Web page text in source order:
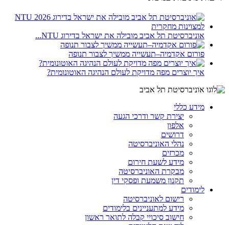
אוניברסיטת תל אביב מובילה את ישראל בדירוג NTU...
פורום אקדמיה–תעשייה ממשיך לצבור תנופה
איך יוצרים מפה מדויקת לעולם הנהיגה האוטונומית?
מידע כללי
יצירת קשר ודרכי הגעה
אלפון
דרושים
נהלי האוניברסיטה
מכרזים
מידע לשעת חירום
מבקרת האוניברסיטה
תקנון משמעת ופסקי דין
לימודים
רישום לאוניברסיטה
מידע למתעניינים בלימודים
חישוב סיכויי קבלה לתואר ראשון